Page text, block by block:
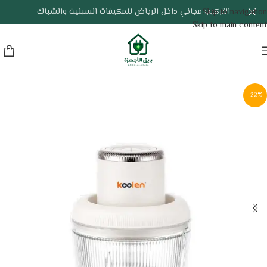
Skip to navigation
Skip to main content
التركيب مجاني داخل الرياض للمكيفات السبليت والشباك
-22%